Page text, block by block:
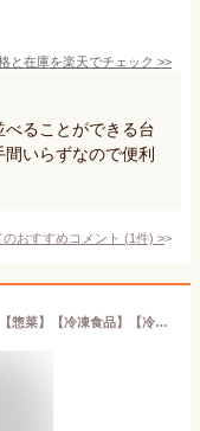
と在庫を楽天でチェック >>
ることができる台
いらずなので便利
のおすすめコメント (1件) >
本格中華料理7種14品セット【中華料理】【惣菜】【冷凍食品】【冷凍真空パック】【無添加】【調理は湯煎で10分】【京都の自社工場で生産】